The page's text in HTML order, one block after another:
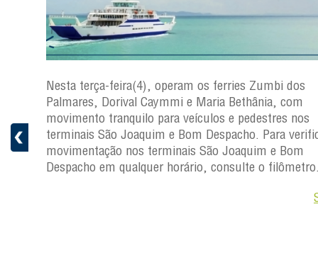
a
Nesta terça-feira(4), operam os ferries Zumbi dos
Palmares, Dorival Caymmi e Maria Bethânia, com
movimento tranquilo para veículos e pedestres nos
terminais São Joaquim e Bom Despacho. Para
movimentação nos terminais São Joaquim e Bom
Despacho em qualquer horário, consulte o